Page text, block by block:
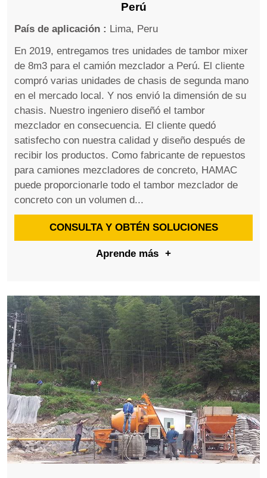
Perú
País de aplicación : Lima, Peru
En 2019, entregamos tres unidades de tambor mixer
de 8m3 para el camión mezclador a Perú. El cliente
compró varias unidades de chasis de segunda mano
en el mercado local. Y nos envió la dimensión de su
chasis. Nuestro ingeniero diseñó el tambor
mezclador en consecuencia. El cliente quedó
satisfecho con nuestra calidad y diseño después de
recibir los productos. Como fabricante de repuestos
para camiones mezcladores de concreto, HAMAC
puede proporcionarle todo el tambor mezclador de
concreto con un volumen d...
CONSULTA Y OBTÉN SOLUCIONES
Aprende más +